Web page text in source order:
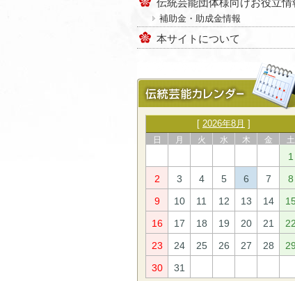
伝統芸能団体様向けお役立情
補助金・助成金情報
本サイトについて
[ 2026年8月 ]
日 月 火 水 木 金 土
1
2
3 4 5 6 7
8
9
10 11 12 13 14
16
17 18 19 20 21
22
23
24 25 26 27 28
29
30
31